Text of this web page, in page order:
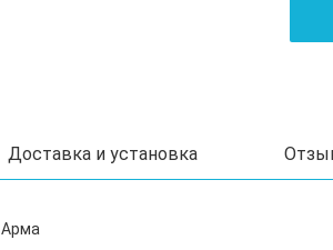
Доставка и установка
Арма